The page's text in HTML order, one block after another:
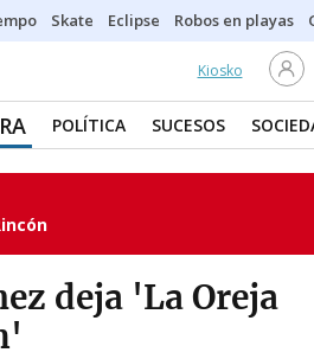
Skate Eclipse Robos en playas
Kiosko
POLÍTICA SUCESOS
deja 'La Oreja